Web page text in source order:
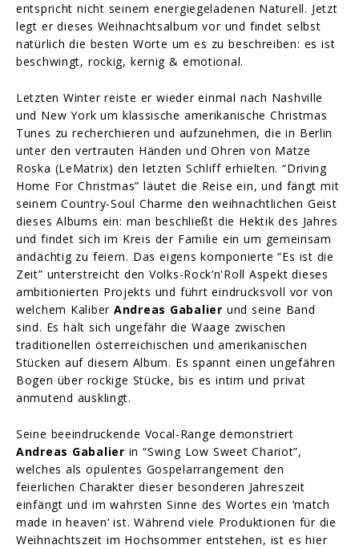
entspricht nicht seinem energiegeladenen Naturell. Jetzt
legt er dieses Weihnachtsalbum vor und findet selbst
natürlich die besten Worte um es zu beschreiben: es ist
beschwingt, rockig, kernig & emotional.
Letzten Winter reiste er wieder einmal nach Nashville
und New York um klassische amerikanische Christmas
Tunes zu recherchieren und aufzunehmen, die in Berlin
unter den vertrauten Händen und Ohren von Matze
Roska (LeMatrix) den letzten Schliff erhielten. “Driving
Home For Christmas” läutet die Reise ein, und fängt mit
seinem Country-Soul Charme den weihnachtlichen Geist
dieses Albums ein: man beschließt die Hektik des Jahres
und findet sich im Kreis der Familie ein um gemeinsam
andächtig zu feiern. Das eigens komponierte “Es ist die
Zeit” unterstreicht den Volks-Rock’n'Roll Aspekt dieses
ambitionierten Projekts und führt eindrucksvoll vor von
welchem KaliberAndreas Gabalier und seine Band
sind. Es hält sich ungefähr die Waage zwischen
traditionellen österreichischen und amerikanischen
Stücken auf diesem Album. Es spannt einen ungefähren
Bogen über rockige Stücke, bis es intim und privat
anmutend ausklingt.
Seine beeindruckende Vocal-Range demonstriert
Andreas Gabalier in “Swing Low Sweet Chariot”,
welches als opulentes Gospelarrangement den
feierlichen Charakter dieser besonderen Jahreszeit
einfängt und im wahrsten Sinne des Wortes ein ‘match
made in heaven’ ist. Während viele Produktionen für die
Weihnachtszeit im Hochsommer entstehen, ist es hier